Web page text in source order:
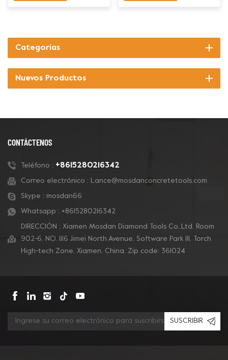
Categorías
Nuevos Productos
CONTÁCTENOS
Teléfono : +8615280216342
Correo electrónico : Lance@mosdanconcretetools.com
Skype : mosdan66
Whatsapp : +8615280216342
DIRECCIÓN : Xiamen Mosdan Diamond Tools Co.,Ltd. Room
902-6, NO. 1116 Jimei North Avenue, Software Park Ill, Torch
High-tech Zone, Xiamen, China. Zip code: 361024
SUSCRIBIR